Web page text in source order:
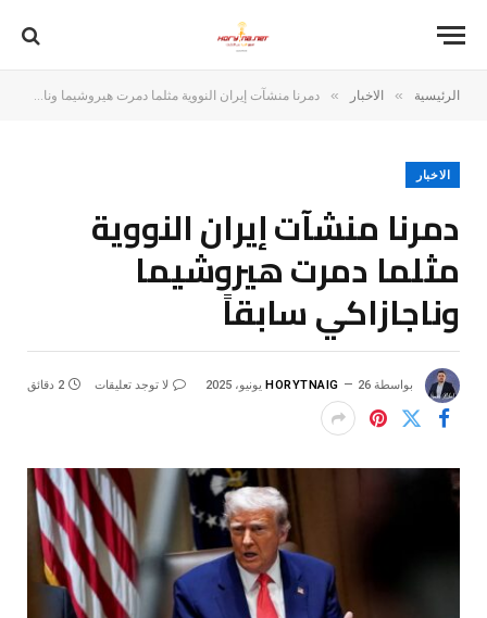
الرئيسية » الاخبار » دمرنا منشآت إيران النووية مثلما دمرت هيروشيما وناجازاكي سابقاً
الاخبار
دمرنا منشآت إيران النووية
مثلما دمرت هيروشيما
وناجازاكي سابقاً
بواسطة HORYTNAIG 26 يونيو، 2025 لا توجد تعليقات 2 دقائق